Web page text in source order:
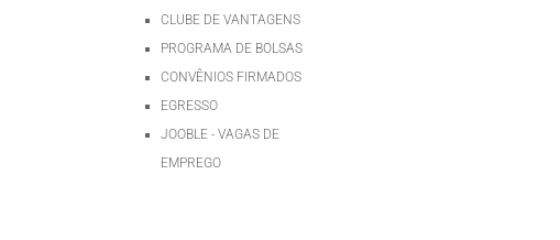
CLUBE DE VANTAGENS
PROGRAMA DE BOLSAS
CONVÊNIOS FIRMADOS
EGRESSO
JOOBLE - VAGAS DE
EMPREGO